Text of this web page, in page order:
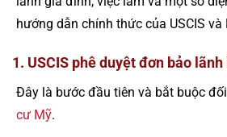
hướng dẫn chính thức của USCIS
1. USCIS phê duyệt đơn bảo
Đây là bước đầu tiên và bắt buộc
cư Mỹ.